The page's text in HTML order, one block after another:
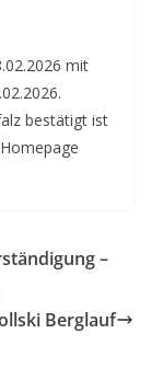
mit
bestätigt ist
–
Berglauf